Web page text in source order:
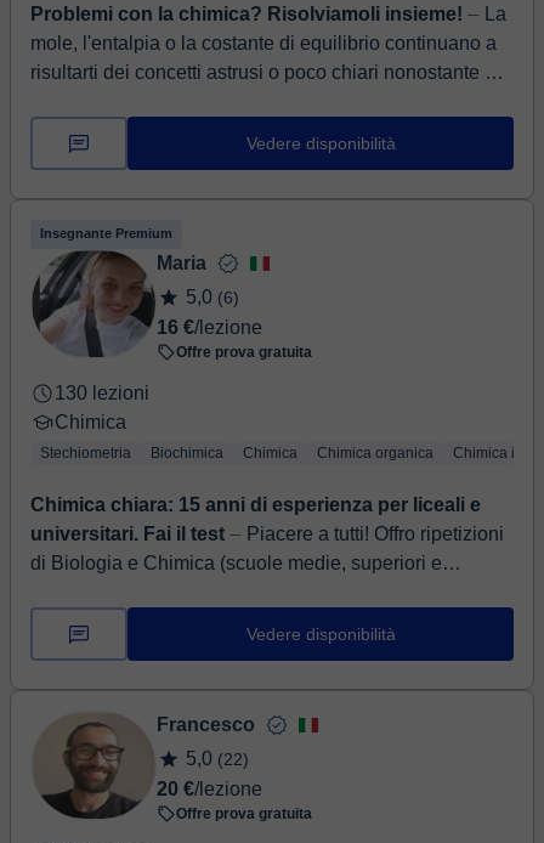
Problemi con la chimica? Risolviamoli insieme! ⏤ La
mole, l'entalpia o la costante di equilibrio continuano a
risultarti dei concetti astrusi o poco chiari nonostante ore
Vedere disponibilità
Insegnante Premium
Maria
5,0 (6)
16 €/lezione
Offre prova gratuita
130 lezioni
Chimica
Stechiometria Biochimica Chimica Chimica organica Chimica
Chimica chiara: 15 anni di esperienza per liceali e
universitari. Fai il test ⏤ Piacere a tutti! Offro ripetizioni
di Biologia e Chimica (scuole medie, superiori e
miglio...
Vedere disponibilità
Francesco
5,0 (22)
20 €/lezione
Offre prova gratuita